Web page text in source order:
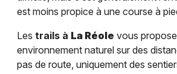
est moins propice à une course à
Les trails à La Réole vous
environnement naturel sur des
pas de route, uniquement des